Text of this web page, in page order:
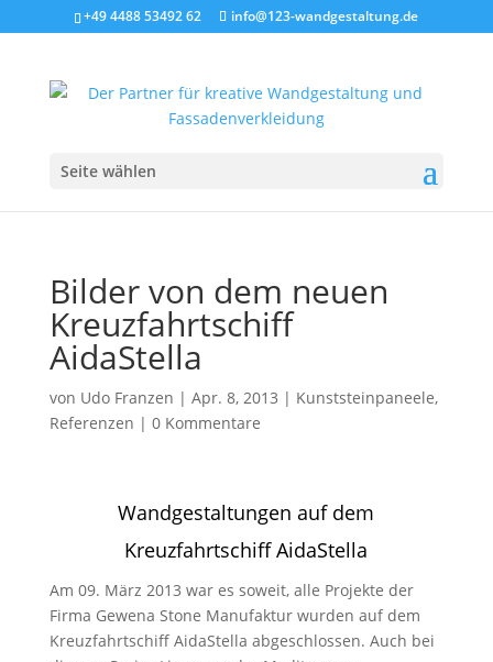
+49 4488 53492 62 info@123-wandgestaltung.de
Seite wählen
Bilder von dem neuen
Kreuzfahrtschiff
AidaStella
von Udo Franzen | Apr. 8, 2013 | Kunststeinpaneele,
Referenzen | 0 Kommentare
Wandgestaltungen auf dem
Kreuzfahrtschiff AidaStella
Am 09. März 2013 war es soweit, alle Projekte der
Firma Gewena Stone Manufaktur wurden auf dem
Kreuzfahrtschiff AidaStella abgeschlossen. Auch bei